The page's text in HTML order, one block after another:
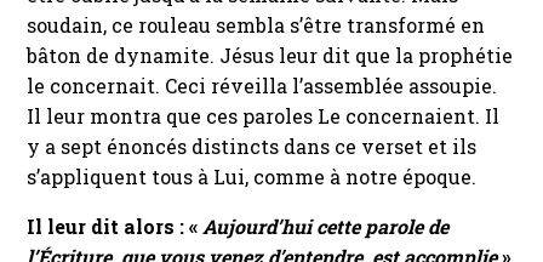
soudain, ce rouleau sembla s’être transformé en
bâton de dynamite. Jésus leur dit que la prophétie
le concernait. Ceci réveilla l’assemblée assoupie.
Il leur montra que ces paroles Le concernaient. Il
y a sept énoncés distincts dans ce verset et ils
s’appliquent tous à Lui, comme à notre époque.
Il leur dit alors : «Aujourd’hui cette parole de
l’Écriture, que vous venez d’entendre, est accomplie»